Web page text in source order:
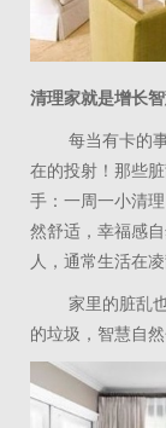
清理家就是增长
每当有卡的事
在的投射！那些
手：一周一小清
然舒适，幸福感
人，通常生活在
家里的脏乱也
的垃圾，智慧自然